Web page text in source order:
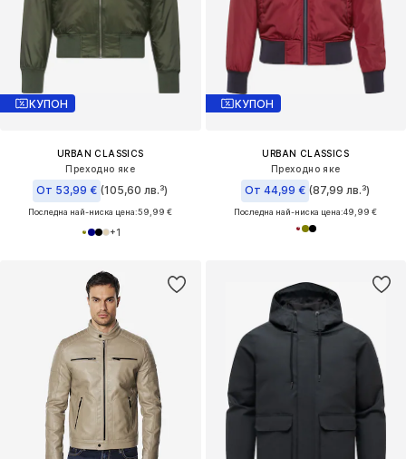
КУПОН
URBAN CLASSICS
Преходно яке
От 53,99 € (105,60 лв.³)
Последна най-ниска цена:59,99 €
+1
КУПОН
URBAN CLASSICS
Преходно яке
От 44,99 € (87,99 лв.³)
Последна най-ниска цена:49,99 €